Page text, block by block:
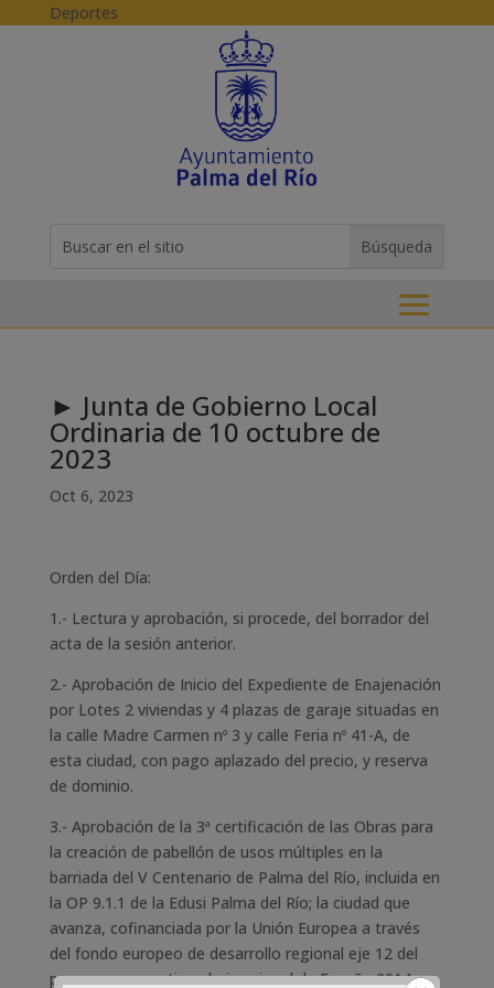
Skip to content
Deportes
for...
► Junta de Gobierno Local
Ordinaria de 10 octubre de
2023
Oct 6, 2023
Orden del Día:
1.- Lectura y aprobación, si procede, del borrador del
acta de la sesión anterior.
2.- Aprobación de Inicio del Expediente de Enajenación
por Lotes 2 viviendas y 4 plazas de garaje situadas en
la calle Madre Carmen nº 3 y calle Feria nº 41-A, de
esta ciudad, con pago aplazado del precio, y reserva
de dominio.
3.- Aprobación de la 3ª certificación de las Obras para
la creación de pabellón de usos múltiples en la
barriada del V Centenario de Palma del Río, incluida en
la OP 9.1.1 de la Edusi Palma del Río; la ciudad que
avanza, cofinanciada por la Unión Europea a través
del fondo europeo de desarrollo regional eje 12 del
programa operativo plurirregional de España 2014-